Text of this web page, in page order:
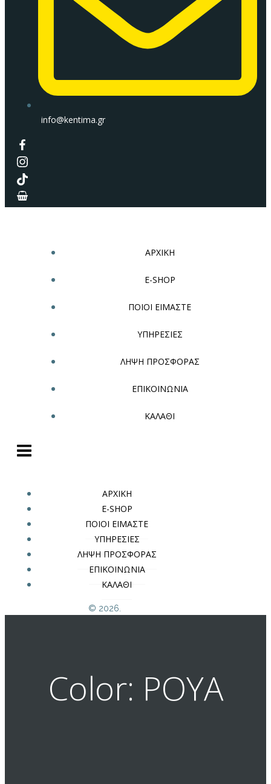
info@kentima.gr
ΑΡΧΙΚΗ
E-SHOP
ΠΟΙΟΙ ΕΙΜΑΣΤΕ
ΥΠΗΡΕΣΙΕΣ
ΛΗΨΗ ΠΡΟΣΦΟΡΑΣ
ΕΠΙΚΟΙΝΩΝΙΑ
ΚΑΛΑΘΙ
ΑΡΧΙΚΗ
E-SHOP
ΠΟΙΟΙ ΕΙΜΑΣΤΕ
ΥΠΗΡΕΣΙΕΣ
ΛΗΨΗ ΠΡΟΣΦΟΡΑΣ
ΕΠΙΚΟΙΝΩΝΙΑ
ΚΑΛΑΘΙ
© 2026.
Color: ΡΟΥΑ